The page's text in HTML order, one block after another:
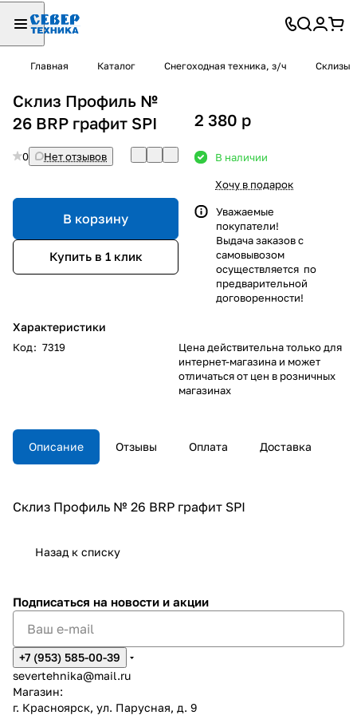
Главная Каталог Снегоходная техника, з/ч Склизы
Склиз Профиль №
26 BRP графит SPI
0 Нет отзывов
В корзину
Купить в 1 клик
Характеристики
Код: 7319
2 380 p
В наличии
Хочу в подарок
Уважаемые
покупатели!
Выдача заказов с
самовывозом
осуществляется по
предварительной
договоренности!
Цена действительна только для
интернет-магазина и может
отличаться от цен в розничных
магазинах
Описание Отзывы Оплата Доставка
Склиз Профиль № 26 BRP графит SPI
Назад к списку
Подписаться на новости и акции
+7 (953) 585-00-39
severtehnika@mail.ru
Магазин:
г. Красноярск, ул. Парусная, д. 9